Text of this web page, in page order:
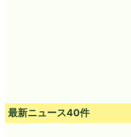
最新ニュース40件